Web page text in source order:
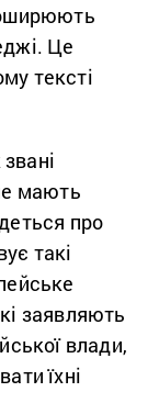
Це
тексті
мають
про
такі
заявляють
влади,
їхні